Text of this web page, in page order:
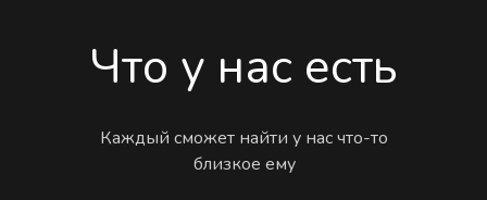
Что у нас есть
Каждый сможет найти у нас что-то
близкое ему